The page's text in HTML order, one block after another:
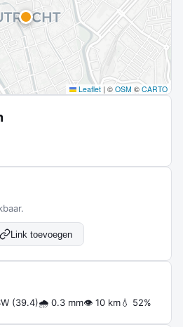
Leaflet | © OSM © CARTO
Link toevoegen
(39.4)🌧 0.3 mm👁 10 km💧 52%